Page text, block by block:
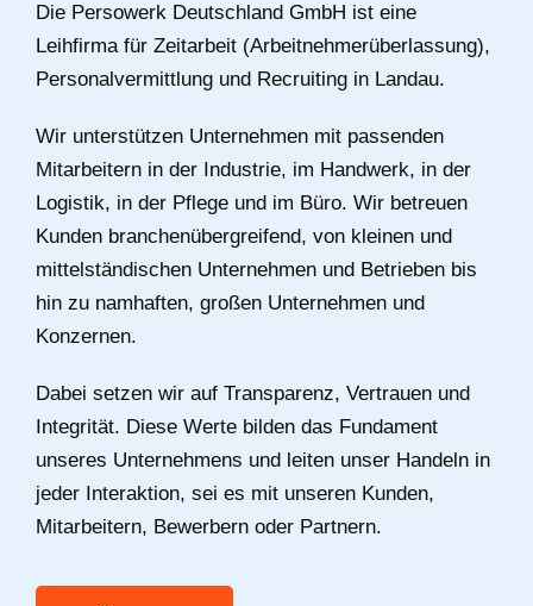
Die Persowerk Deutschland GmbH ist eine
Leihfirma für Zeitarbeit (Arbeitnehmerüberlassung),
Personalvermittlung und Recruiting in Landau.
Wir unterstützen Unternehmen mit passenden
Mitarbeitern in der Industrie, im Handwerk, in der
Logistik, in der Pflege und im Büro. Wir betreuen
Kunden branchenübergreifend, von kleinen und
mittelständischen Unternehmen und Betrieben bis
hin zu namhaften, großen Unternehmen und
Konzernen.
Dabei setzen wir auf Transparenz, Vertrauen und
Integrität. Diese Werte bilden das Fundament
unseres Unternehmens und leiten unser Handeln in
jeder Interaktion, sei es mit unseren Kunden,
Mitarbeitern, Bewerbern oder Partnern.